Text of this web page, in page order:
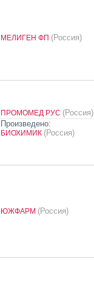
МЕЛИГЕН ФП (Россия)
ПРОМОМЕД РУС (Россия)
Произведено:
БИОХИМИК (Россия)
ЮЖФАРМ (Россия)